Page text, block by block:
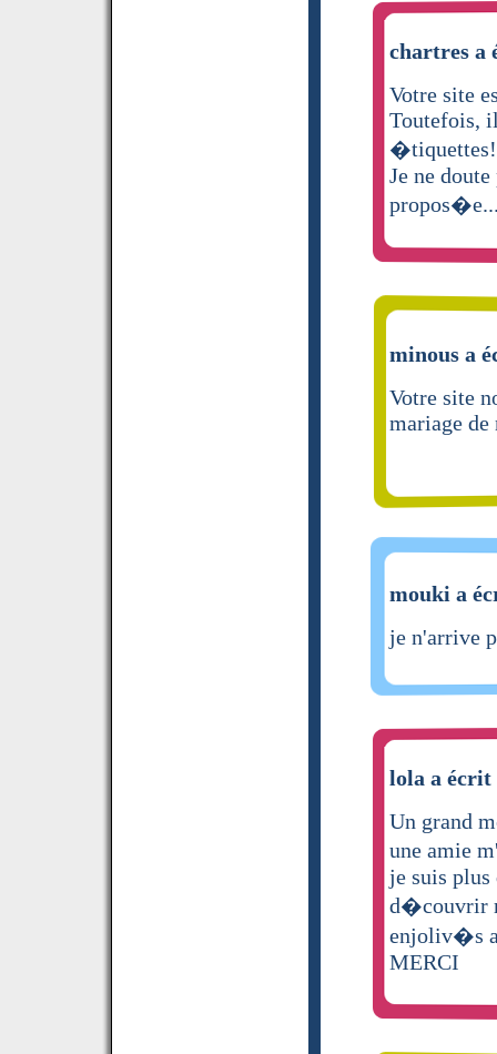
chartres a
Votre site
Toutefois,
�tiquettes!
Je ne
minous a
Votre site
mariage de
mouki a
je n'arrive
lola a
Un grand
une amie
je suis
d�couvrir
enjoliv�s
MERCI